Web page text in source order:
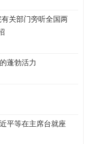
关部门旁听全国两
蓬勃活力
平等在主席台就座